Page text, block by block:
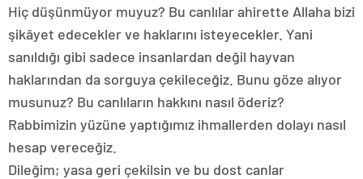
Hiç düşünmüyor muyuz? Bu canlılar ahirette Allaha bizi
şikâyet edecekler ve haklarını isteyecekler. Yani
sanıldığı gibi sadece insanlardan değil hayvan
haklarından da sorguya çekileceğiz. Bunu göze alıyor
musunuz? Bu canlıların hakkını nasıl öderiz?
Rabbimizin yüzüne yaptığımız ihmallerden dolayı nasıl
hesap vereceğiz.
Dileğim; yasa geri çekilsin ve bu dost canlar